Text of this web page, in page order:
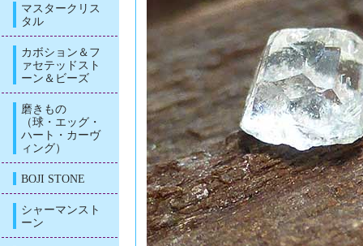
マスタークリス
タル
カボション＆フ
ァセテッドスト
ーン＆ビーズ
磨きもの
（球・エッグ・
ハート・カーヴ
ィング）
BOJI STONE
シャーマンスト
ーン